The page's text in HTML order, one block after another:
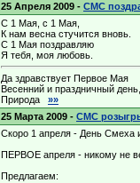
25 Апреля 2009 - СМС
С 1 Мая, с 1 Мая,
К нам весна стучится вновь.
С 1 Мая поздравляю
Я тебя, моя любовь.
Да здравствует Первое Мая
Весенний и праздничный день,
Природа »»
25 Марта 2009 - СМС
Скоро 1 апреля - День Смеха
ПЕРВОЕ апреля - никому не
Предлагаем: